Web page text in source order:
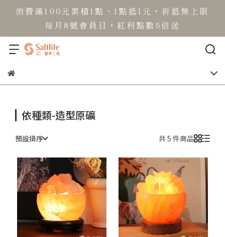
依種類-造型原礦
預設排序 共 5 件商品